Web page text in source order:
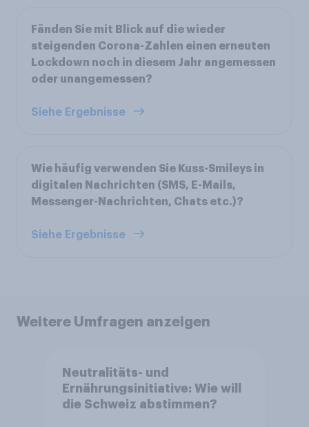
Fänden Sie mit Blick auf die wieder
steigenden Corona-Zahlen einen erneuten
Lockdown noch in diesem Jahr angemessen
oder unangemessen?
Siehe Ergebnisse
Wie häufig verwenden Sie Kuss-Smileys in
digitalen Nachrichten (SMS, E-Mails,
Messenger-Nachrichten, Chats etc.)?
Siehe Ergebnisse
Weitere Umfragen anzeigen
Neutralitäts- und
Ernährungsinitiative: Wie will
die Schweiz abstimmen?